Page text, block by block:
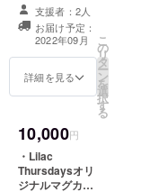
支援者：2人
お届け予定：
2022年09月
詳細を見る
こ
の
リ
タ
ー
ン
を
選
択
す
る
10,000円
・Lilac
Thursdaysオリ
ジナルマグカッ